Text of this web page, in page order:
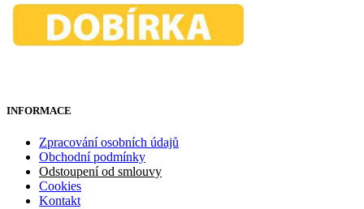
INFORMACE
Zpracování osobních údajů
Obchodní podmínky
Odstoupení od smlouvy
Cookies
Kontakt